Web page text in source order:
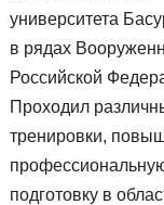
университета
в рядах
Российской
Проходил
тренировки,
подготовку в